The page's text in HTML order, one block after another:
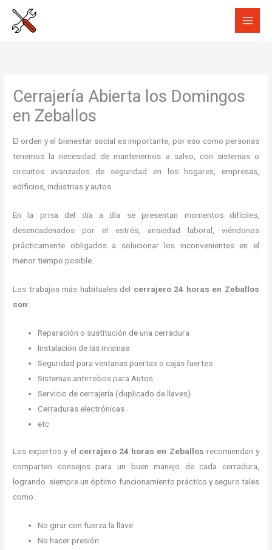
Cerrajería Abierta los Domingos
en Zeballos
El orden y el bienestar social es importante, por eso como personas
tenemos la necesidad de mantenernos a salvo, con sistemas o
circuitos avanzados de seguridad en los hogares, empresas,
edificios, industrias y autos.
En la prisa del día a día se presentan momentos difíciles,
desencadenados por el estrés, ansiedad laboral, viéndonos
prácticamente obligados a solucionar los inconvenientes en el
menor tiempo posible.
Los trabajos más habituales del cerrajero 24 horas en Zeballos
son:
Reparación o sustitución de una cerradura
Instalación de las mismas
Seguridad para ventanas puertas o cajas fuertes
Sistemas antirrobos para Autos
Servicio de cerrajería (duplicado de llaves)
Cerraduras electrónicas
etc
Los expertos y el cerrajero 24 horas en Zeballos recomiendan y
comparten consejos para un buen manejo de cada cerradura,
logrando siempre un óptimo funcionamiento práctico y seguro tales
como:
No girar con fuerza la llave
No hacer presión